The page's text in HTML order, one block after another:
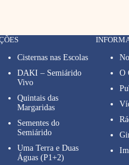
Cisternas nas Escolas
DAKI – Semiárido
Vivo
Quintais das
Margaridas
Sementes do
Semiárido
Uma Terra e Duas
Águas (P1+2)
O